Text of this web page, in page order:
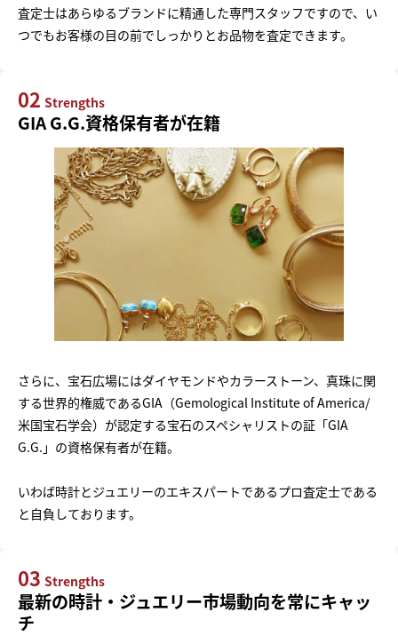
査定士はあらゆるブランドに精通した専門スタッフですので、い
つでもお客様の目の前でしっかりとお品物を査定できます。
02 Strengths
GIA G.G.資格保有者が在籍
さらに、宝石広場にはダイヤモンドやカラーストーン、真珠に関
する世界的権威であるGIA（Gemological Institute of America/
米国宝石学会）が認定する宝石のスペシャリストの証「GIA
G.G.」の資格保有者が在籍。
いわば時計とジュエリーのエキスパートであるプロ査定士である
と自負しております。
03 Strengths
最新の時計・ジュエリー市場動向を常にキャッ
チ